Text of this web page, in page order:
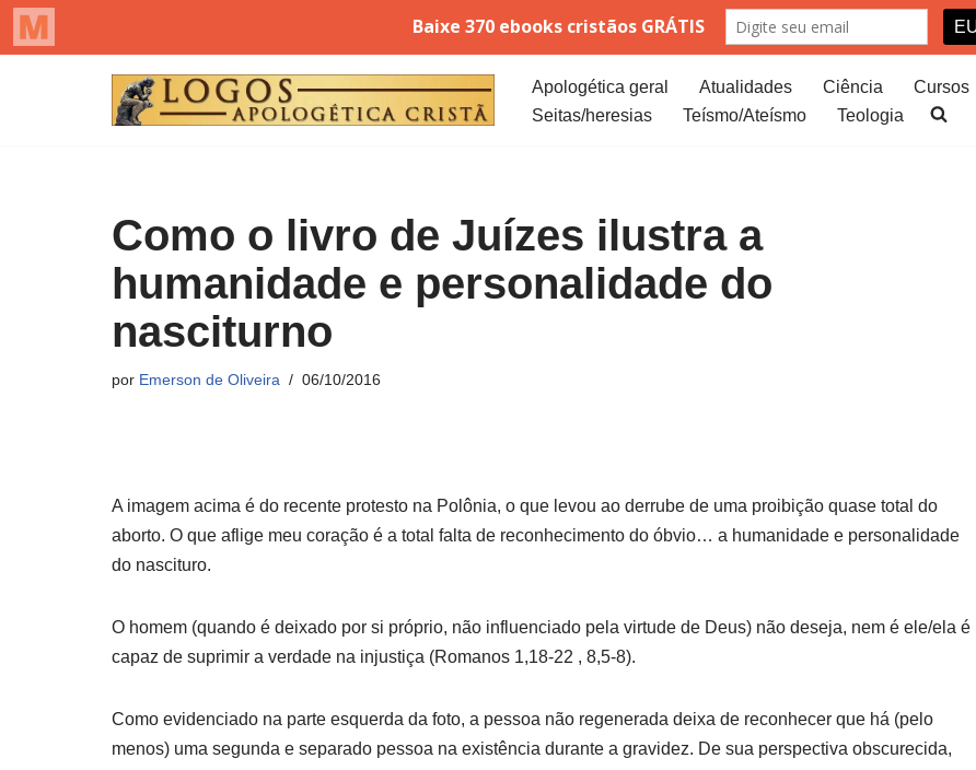
Apologética geral Atualidades Ciência Cursos
Seitas/heresias
Teísmo/Ateísmo Teologia
Como o livro de Juízes ilustra a
humanidade e personalidade do
nasciturno
por Emerson de Oliveira 06/10/2016
A imagem acima é do recente protesto na Polônia, o que levou ao derrube de uma proibição quase total do
aborto. O que aflige meu coração é a total falta de reconhecimento do óbvio… a humanidade e personalidade
do nascituro.
O homem (quando é deixado por si próprio, não influenciado pela virtude de Deus) não deseja, nem é ele/ela é
capaz de suprimir a verdade na injustiça (Romanos 1,18-22 , 8,5-8).
Como evidenciado na parte esquerda da foto, a pessoa não regenerada deixa de reconhecer que há (pelo
menos) uma segunda e separado pessoa na existência durante a gravidez. De sua perspectiva obscurecida,